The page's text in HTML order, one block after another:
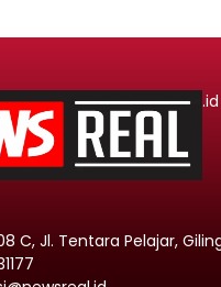
.id
C, Jl. Tentara Pelajar,